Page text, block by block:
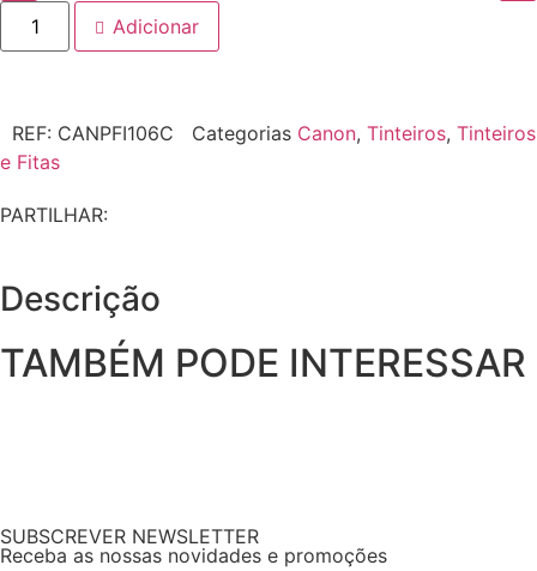
Adicionar
REF: CANPFI106C Categorias Canon, Tinteiros, Tinteiros
e Fitas
PARTILHAR:
Descrição
TAMBÉM PODE INTERESSAR
SUBSCREVER NEWSLETTER
Receba as nossas novidades e promoções